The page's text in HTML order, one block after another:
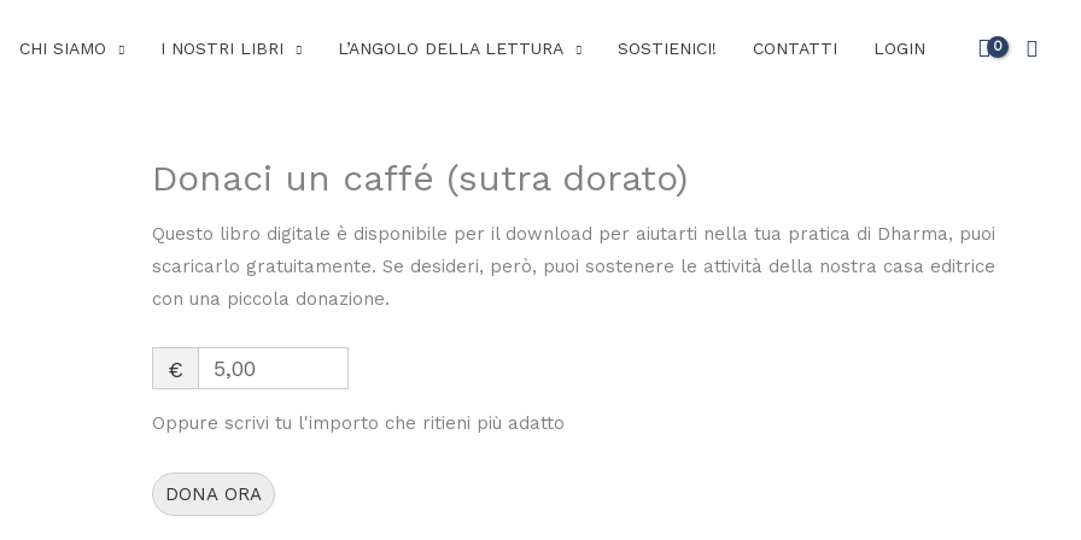
CHI SIAMO I NOSTRI LIBRI L’ANGOLO DELLA LETTURA SOSTIENICI! CONTATTI LOGIN
Donaci un caffé (sutra dorato)
Questo libro digitale è disponibile per il download per aiutarti nella tua pratica di Dharma, puoi
scaricarlo gratuitamente. Se desideri, però, puoi sostenere le attività della nostra casa editrice
con una piccola donazione.
€
Oppure scrivi tu l'importo che ritieni più adatto
DONA ORA